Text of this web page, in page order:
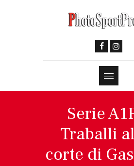
Serie
Traballi
corte di